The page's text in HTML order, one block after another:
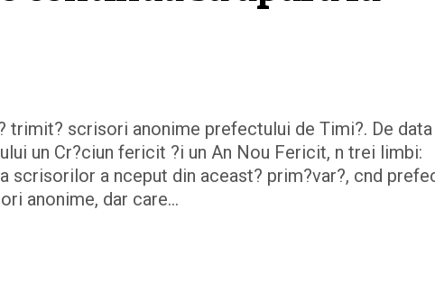
trimit? scrisori anonime prefectului de Timi?. De data
un Cr?ciun fericit ?i un An Nou Fericit, n trei limbi:
scrisorilor a nceput din aceast? prim?var?, cnd
anonime, dar care…